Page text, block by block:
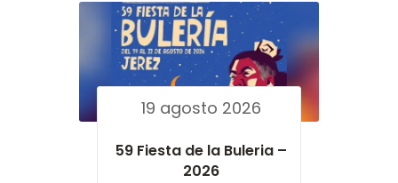
19 agosto 2026
59 Fiesta de la Buleria –
2026